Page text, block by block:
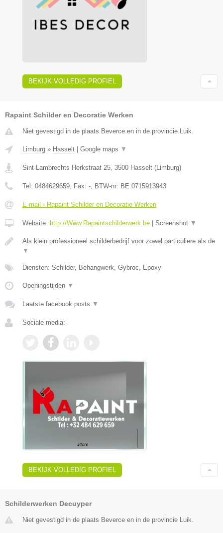
BEKIJK VOLLEDIG PROFIEL
Rapaint Schilder en Decoratie Werken
Niet gevestigd in de plaats Beverce en in de provincie Luik.
Limburg » Hasselt Google maps ▼
Sint-Lambrechts Herkstraat 25, 3500 Hasselt (Limburg)
Tel: 0484629659, Fax: -, BTW-nr: BE 0715913943
E-mail › Rapaint Schilder en Decoratie Werken
Website: http://Www.Rapaintschilderwerk.be Screenshot ▼
Als klein professioneel schilderbedrijf voor zowel particuliere als de
▼
Diensten: Schilder, Behangwerk, Gybroc, Epoxy
Openingstijden ▼
Laatste facebook posts ▼
Sociale media:
BEKIJK VOLLEDIG PROFIEL
Schilderwerken Decuyper
Niet gevestigd in de plaats Beverce en in de provincie Luik.